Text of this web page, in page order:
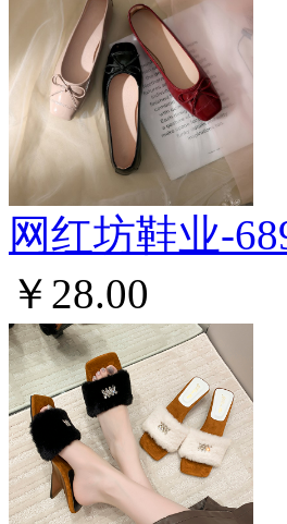
网红坊鞋业-
￥28.00